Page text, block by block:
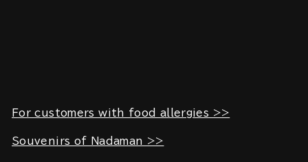
For customers with food allergies >>
Souvenirs of Nadaman >>